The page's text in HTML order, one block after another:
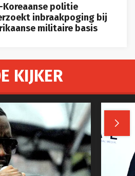
Koreaanse politie
inbraakpoging bij
militaire basis
KIJKER
